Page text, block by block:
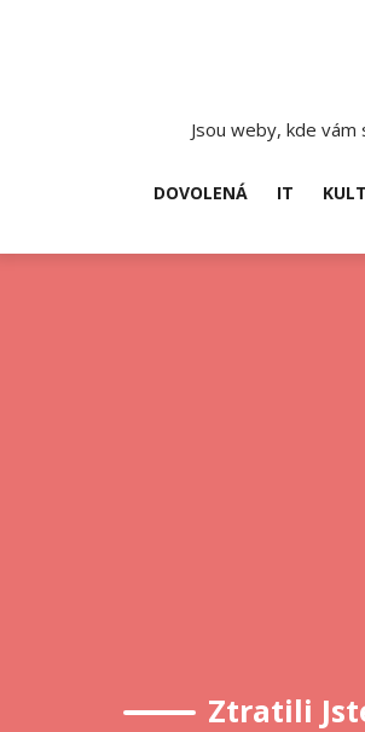
Jsou weby, kde
DOVOLENÁ IT
Ztratili